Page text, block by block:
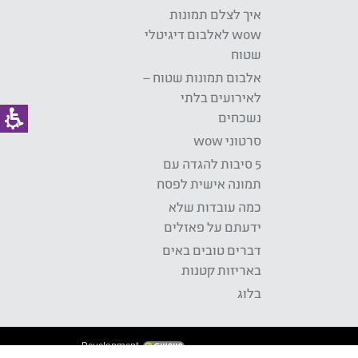
איך לצלם תמונות
wow לאלבום דיגיטלי
שטוח
אלבום תמונות שטוח –
לאירועים בלתי
נשכחים
סרטוני wow
5 סיבות להגדה עם
תמונה אישית לפסח
כמה עובדות שלא
ידעתם על פאזלים
דברים טובים באים
באריזות קטנות
בלוג
Development: